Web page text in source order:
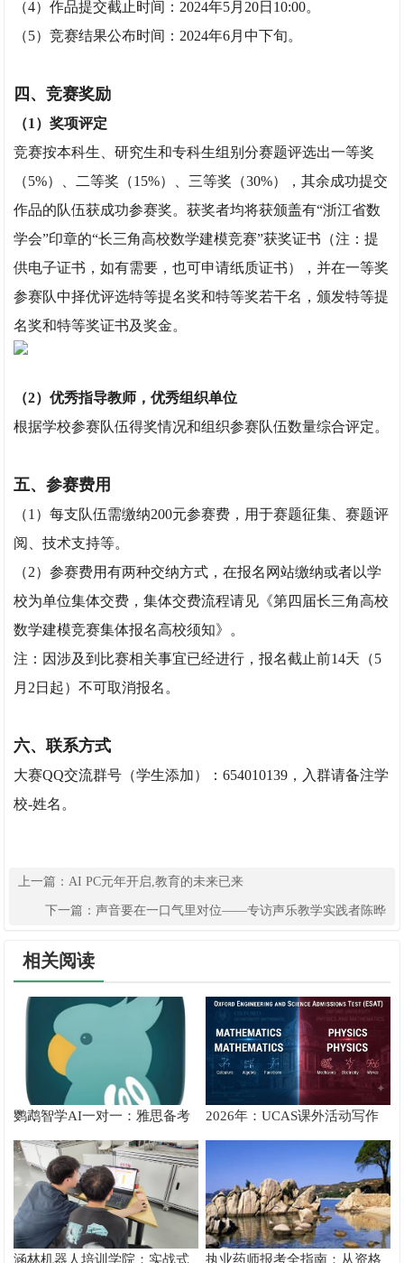
（4）作品提交截止时间：2024年5月20日10:00。
（5）竞赛结果公布时间：2024年6月中下旬。
四、竞赛奖励
（1）奖项评定
竞赛按本科生、研究生和专科生组别分赛题评选出一等奖
（5%）、二等奖（15%）、三等奖（30%），其余成功提交
作品的队伍获成功参赛奖。获奖者均将获颁盖有“浙江省数
学会”印章的“长三角高校数学建模竞赛”获奖证书（注：提
供电子证书，如有需要，也可申请纸质证书），并在一等奖
参赛队中择优评选特等提名奖和特等奖若干名，颁发特等提
名奖和特等奖证书及奖金。
（2）优秀指导教师，优秀组织单位
根据学校参赛队伍得奖情况和组织参赛队伍数量综合评定。
五、参赛费用
（1）每支队伍需缴纳200元参赛费，用于赛题征集、赛题评
阅、技术支持等。
（2）参赛费用有两种交纳方式，在报名网站缴纳或者以学
校为单位集体交费，集体交费流程请见《第四届长三角高校
数学建模竞赛集体报名高校须知》。
注：因涉及到比赛相关事宜已经进行，报名截止前14天（5
月2日起）不可取消报名。
六、联系方式
大赛QQ交流群号（学生添加）：654010139，入群请备注学
校-姓名。
上一篇：AI PC元年开启,教育的未来已来
下一篇： 声音要在一口气里对位——专访声乐教学实践者陈晔
相关阅读
鹦鹉智学AI一对一：雅思备考
真实提分测评
2026年：UCAS课外活动写作
攻略
涵林机器人培训学院：实战式
执业药师报考全指南：从资格